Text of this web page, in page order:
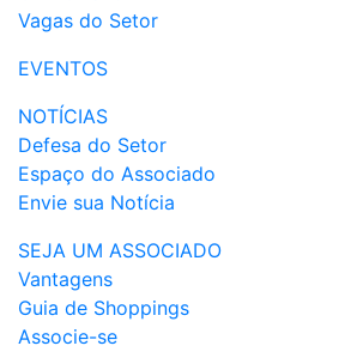
Vagas do Setor
EVENTOS
NOTÍCIAS
Defesa do Setor
Espaço do Associado
Envie sua Notícia
SEJA UM ASSOCIADO
Vantagens
Guia de Shoppings
Associe-se